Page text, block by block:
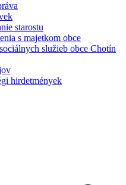
starostu
s majetkom obce
služieb obce Chotín
hirdetmények